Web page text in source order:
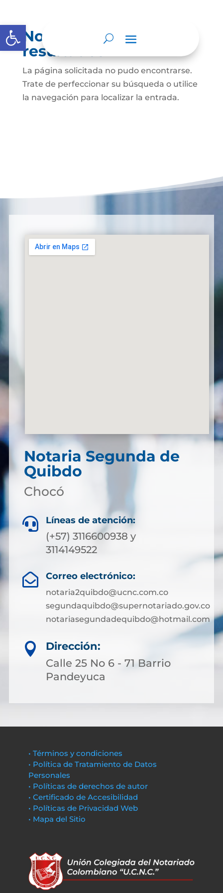
Abrir barra de herramientas
No se encontraron
resultados
La página solicitada no pudo encontrarse.
Trate de perfeccionar su búsqueda o utilice
la navegación para localizar la entrada.
Notaria Segunda de
Quibdo
Chocó
 Líneas de atención:
(+57) 3116600938 y
3114149522
 Correo electrónico:
notaria2quibdo@ucnc.com.co
segundaquibdo@supernotariado.gov.co
notariasegundadequibdo@hotmail.com

Dirección:
Calle 25 No 6 - 71 Barrio
Pandeyuca
• Términos y condiciones
• Política de Tratamiento de Datos
Personales
• Políticas de derechos de autor
• Certificado de Accesibilidad
• Políticas de Privacidad Web
• Mapa del Sitio